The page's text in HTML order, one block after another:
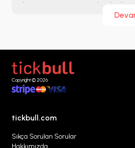
deneyiminin en önemli
ihtiyaçlarınıza uygun
noktadan değerlendirebilirsiniz.
Copyright © 2026
tickbull.com
Sıkça Sorulan Sorular